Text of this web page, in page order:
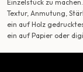
Einzelstück zu
Textur, Anmutung,
ein auf Holz
ein auf Papier oder